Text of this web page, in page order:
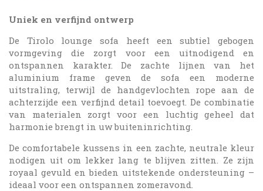
Uniek en verfijnd ontwerp
De Tirolo lounge sofa heeft een subtiel gebogen
vormgeving die zorgt voor een uitnodigend en
ontspannen karakter. De zachte lijnen van het
aluminium frame geven de sofa een moderne
uitstraling, terwijl de handgevlochten rope aan de
achterzijde een verfijnd detail toevoegt. De combinatie
van materialen zorgt voor een luchtig geheel dat
harmonie brengt in uw buiteninrichting.
De comfortabele kussens in een zachte, neutrale kleur
nodigen uit om lekker lang te blijven zitten. Ze zijn
royaal gevuld en bieden uitstekende ondersteuning –
ideaal voor een ontspannen zomeravond.